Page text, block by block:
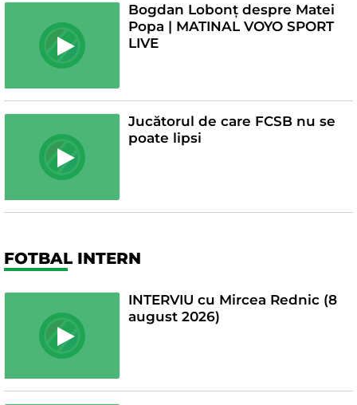
Bogdan Lobonț despre Matei
Popa | MATINAL VOYO SPORT
LIVE
Jucătorul de care FCSB nu se
poate lipsi
FOTBAL INTERN
INTERVIU cu Mircea Rednic (8
august 2026)